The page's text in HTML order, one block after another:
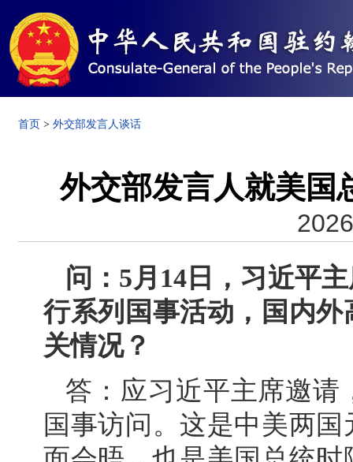
首页 > 外交部发言人谈话
外交部发言人就美国
问：5月14日，习近平
行系列国事活动，国内
关情况？
答：应习近平主席邀请
国事访问。这是中美两